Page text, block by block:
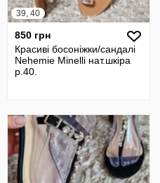
39, 40
850 грн
Красиві босоніжки/сандалі
Nehemie Minelli нат.шкіра
р.40.